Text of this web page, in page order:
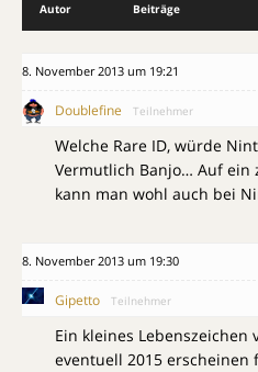
Autor Beiträge
8. November 2013 um 19:21
Doublefine Teilnehmer
Welche Rare ID, würde
Vermutlich Banjo… Auf ein
kann man wohl auch bei
8. November 2013 um 19:30
Gipetto Teilnehmer
Ein kleines Lebenszeichen
eventuell 2015 erscheinen